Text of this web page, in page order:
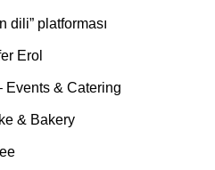
dili” platforması
Erol
Events & Catering
& Bakery